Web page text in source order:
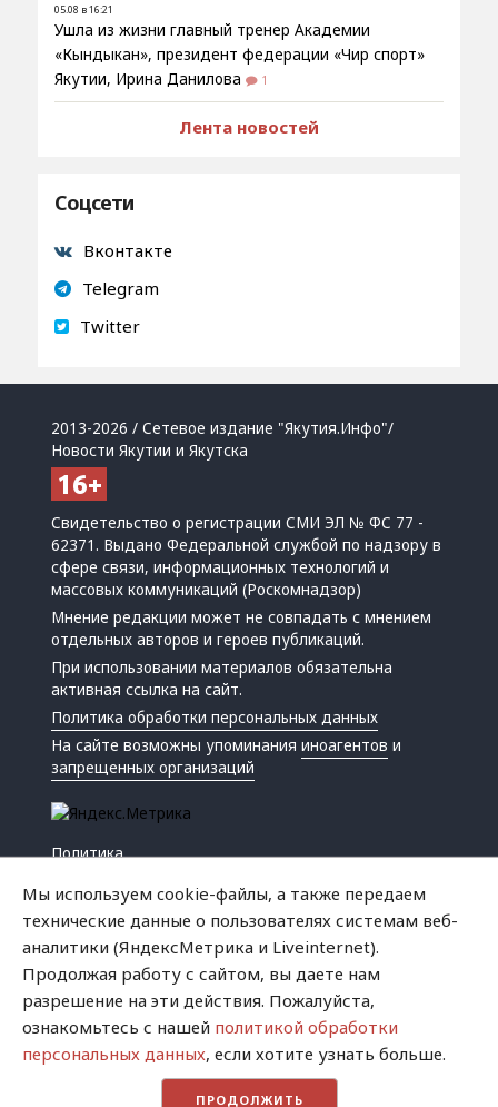
05.08 в 16:21
Ушла из жизни главный тренер Академии
«Кындыкан», президент федерации «Чир спорт»
Якутии, Ирина Данилова
1
Лента новостей
Соцсети
Вконтакте
Telegram
Twitter
2013-2026 / Сетевое издание "Якутия.Инфо"/
Новости Якутии и Якутска
Свидетельство о регистрации СМИ ЭЛ № ФС 77 -
62371. Выдано Федеральной службой по надзору в
сфере связи, информационных технологий и
массовых коммуникаций (Роскомнадзор)
Мнение редакции может не совпадать с мнением
отдельных авторов и героев публикаций.
При использовании материалов обязательна
активная ссылка на сайт.
Политика обработки персональных данных
На сайте возможны упоминанияиноагентов и
запрещенных организаций
Политика
Криминал
Успех
Хватит это терпеть
Мы используем cookie-файлы, а также передаем
технические данные о пользователях системам веб-
аналитики (ЯндексМетрика и Liveinternet).
Продолжая работу с сайтом, вы даете нам
разрешение на эти действия. Пожалуйста,
ознакомьтесь с нашей политикой обработки
персональных данных, если хотите узнать больше.
ПРОДОЛЖИТЬ